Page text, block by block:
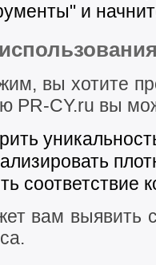
и
вы хотите
PR-CY.ru вы
соответствие
вам выявить